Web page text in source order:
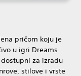
pričom koju je
u igri Dreams
za izradu
stilove i vrste